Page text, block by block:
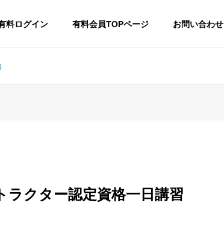
料ログイン 有料会員TOPページ お問い合わせ
ラクター認定資格一日講習